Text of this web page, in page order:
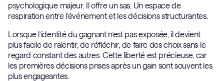
psychologique majeur. Il offre un sas. Un espace de
respiration entre l’événement et les décisions structurantes.
Lorsque l’identité du gagnant n’est pas exposée, il devient
plus facile de ralentir, de réfléchir, de faire des choix sans le
regard constant des autres. Cette liberté est précieuse, car
les premières décisions prises après un gain sont souvent les
plus engageantes.